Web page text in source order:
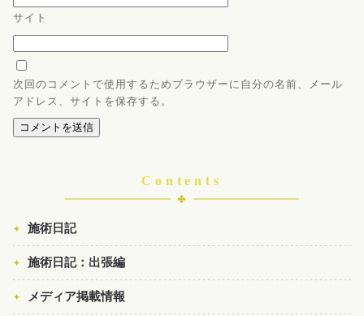
サイト
次回のコメントで使用するためブラウザーに自分の名前、メール
アドレス、サイトを保存する。
Contents
施術日記
施術日記：出張編
メディア掲載情報